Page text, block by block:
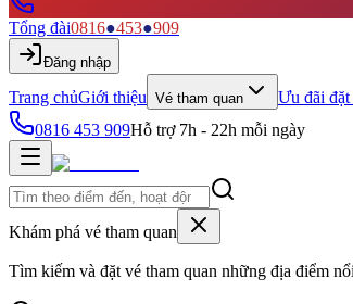
Tổng đài0816●453●909
Đăng nhập
Trang chủGiới thiệu Vé tham quan Ưu đãi đặt
0816 453 909Hỗ trợ 7h - 22h mỗi ngày
Khám phá vé tham quan
Tìm kiếm và đặt vé tham quan những địa điểm